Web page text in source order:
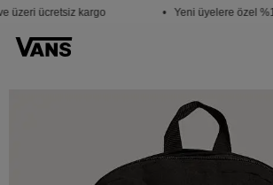
üzeri ücretsiz kargo • Yeni üyelere özel